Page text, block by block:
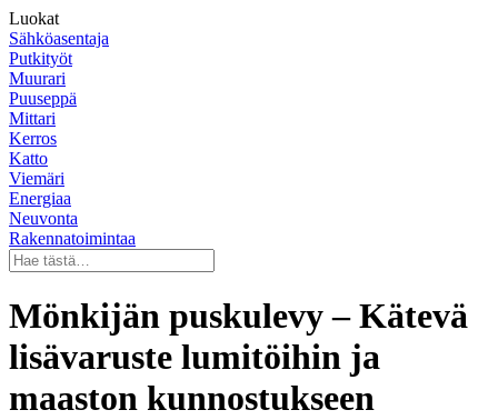
Luokat
Sähköasentaja
Putkityöt
Muurari
Puuseppä
Mittari
Kerros
Katto
Viemäri
Energiaa
Neuvonta
Rakennatoimintaa
Mönkijän puskulevy – Kätevä
lisävaruste lumitöihin ja
maaston kunnostukseen